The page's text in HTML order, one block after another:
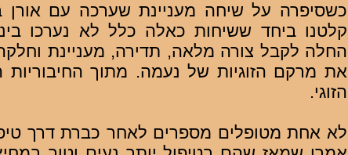
כשסיפרה על שיחה מעניינת שערכה עם אורן
קלטנו ביחד ששיחות כאלה כלל לא נערכו
החלה לקבל צורה מלאה, תדירה, מעניינת
את מרקם הזוגיות של נעמה. מתוך
הזוגי.
לא אחת מטופלים מספרים לאחר כברת דרך